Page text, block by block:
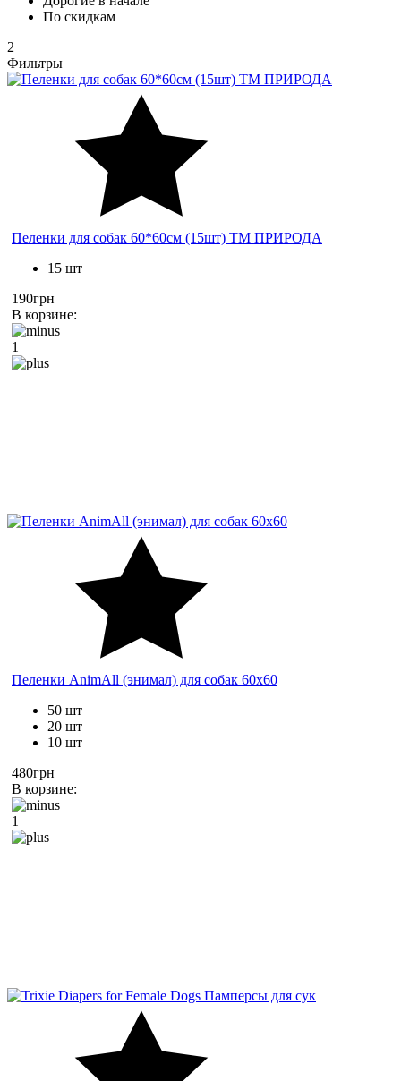
По скидкам
2
Фильтры
Пеленки для собак 60*60см (15шт) ТМ ПРИРОДА
15 шт
190грн
В корзине:
1
Пеленки AnimAll (энимал) для собак 60х60
50 шт
20 шт
10 шт
480грн
В корзине:
1